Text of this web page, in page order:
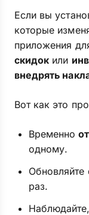
Если вы
которые
приложения
скидок или
внедрять
Вот как это
Временно
одному.
Обновляйте
раз.